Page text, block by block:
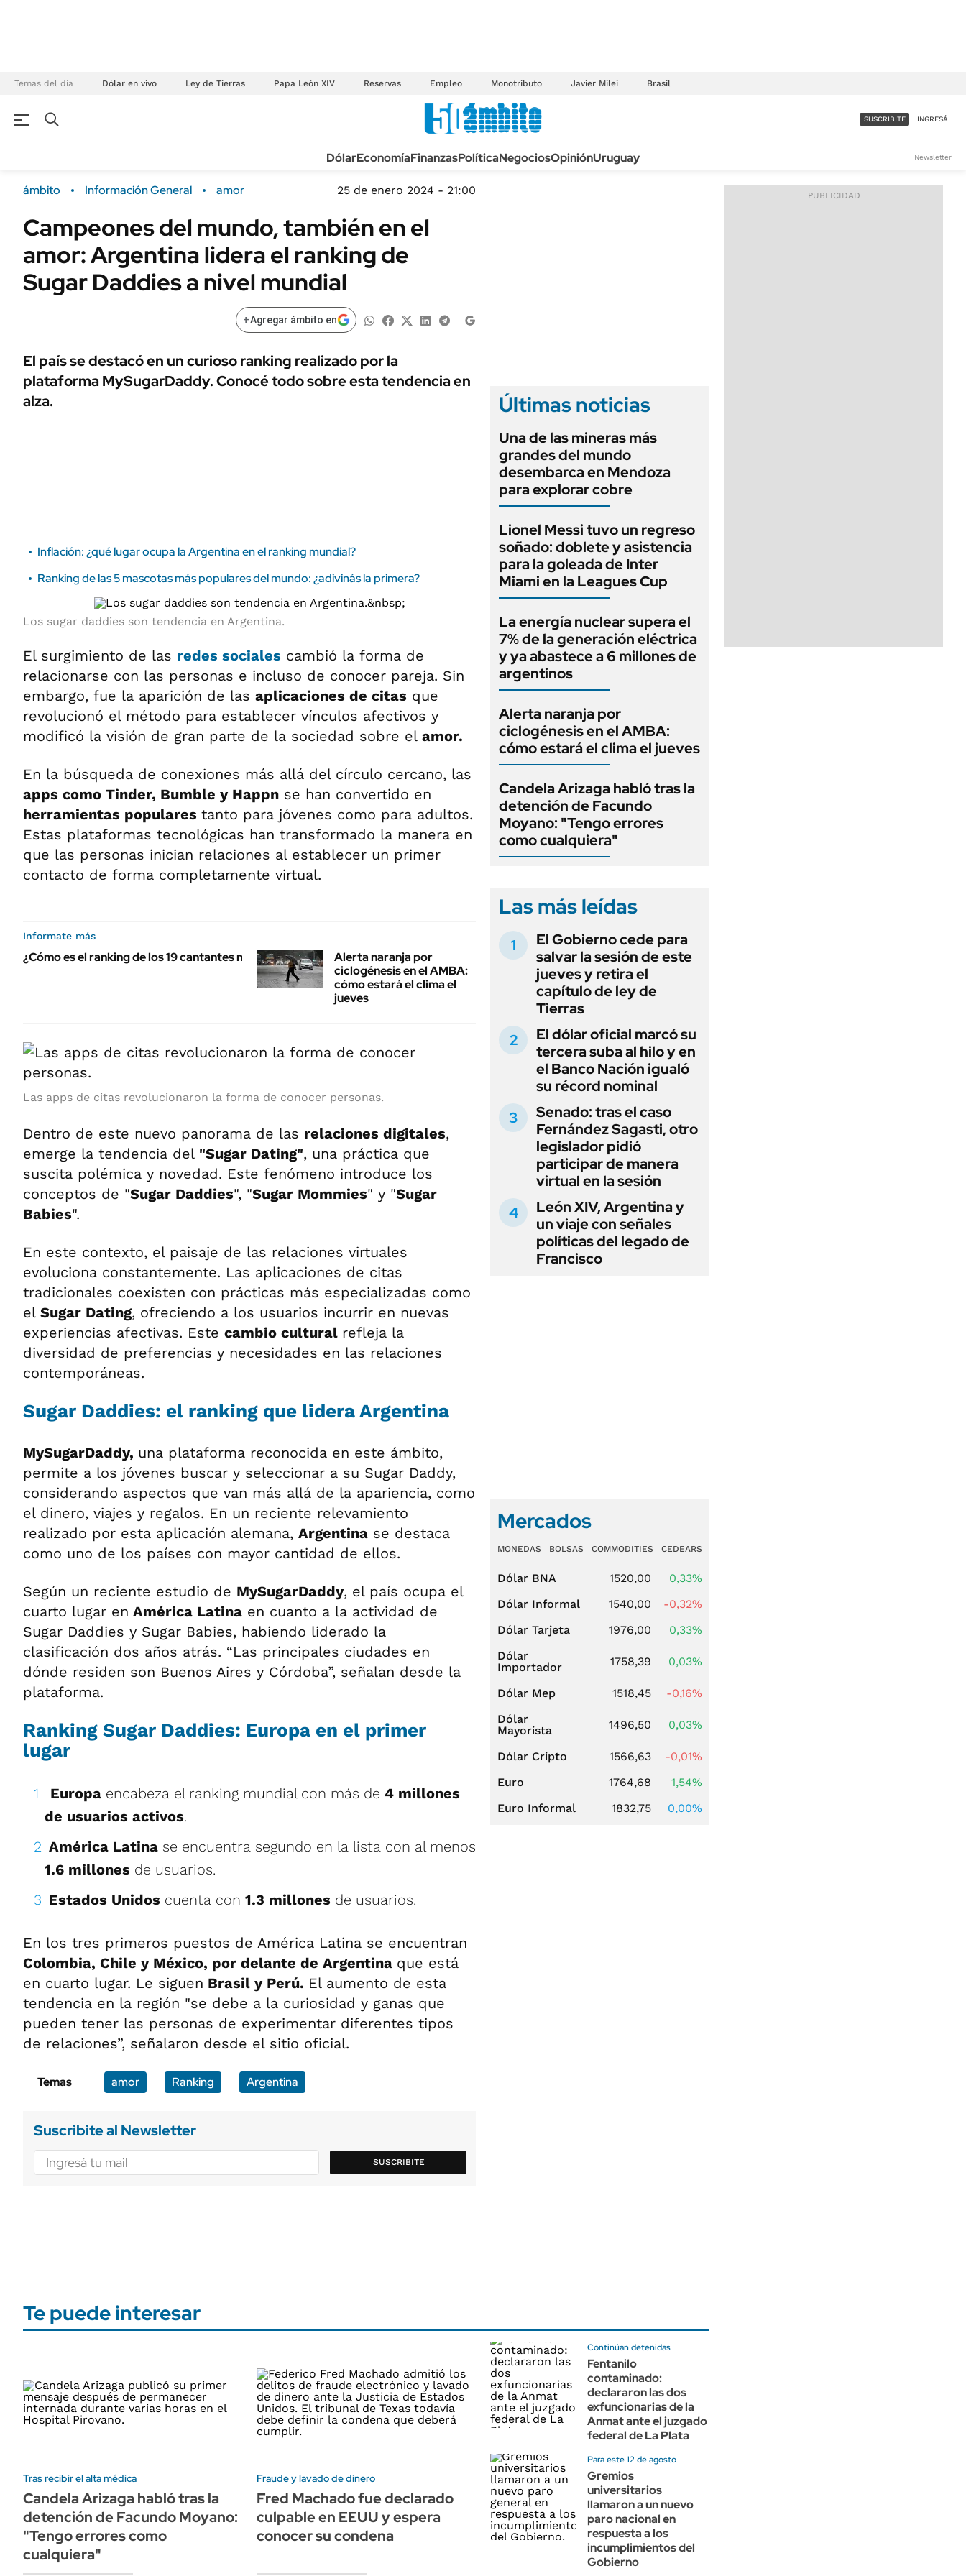
Temas del día Dólar en vivo Ley de Tierras Papa León XIV Reservas Empleo Monotributo Javier Milei Brasil
Campo
FINANZAS
Dólar
Sustentabilidad
Seguros
POLÍTICA
URUGUAY
TECNOLOGÍA
MÉXICO
MUNDO
INFORMACIÓN GENERAL
AUTOS
ACCESO FULL - $1.800/MES
SUSCRIBITE INGRESÁ
DólarEconomíaFinanzasPolíticaNegociosOpiniónUruguay Newsletter
ámbito Información General amor 25 de enero 2024 - 21:00
Campeones del mundo, también en el
amor: Argentina lidera el ranking de
Sugar Daddies a nivel mundial
+Agregar ámbito en
El país se destacó en un curioso ranking realizado por la
plataforma MySugarDaddy. Conocé todo sobre esta tendencia en
alza.
Inflación: ¿qué lugar ocupa la Argentina en el ranking mundial?
Ranking de las 5 mascotas más populares del mundo: ¿adivinás la primera?
Los sugar daddies son tendencia en Argentina.
El surgimiento de las redes sociales cambió la forma de
relacionarse con las personas e incluso de conocer pareja. Sin
embargo, fue la aparición de las aplicaciones de citas que
revolucionó el método para establecer vínculos afectivos y
modificó la visión de gran parte de la sociedad sobre el amor.
En la búsqueda de conexiones más allá del círculo cercano, las
apps como Tinder, Bumble y Happn se han convertido en
herramientas populares tanto para jóvenes como para adultos.
Estas plataformas tecnológicas han transformado la manera en
que las personas inician relaciones al establecer un primer
contacto de forma completamente virtual.
Informate más
¿Cómo es el ranking de los 19 cantantes más famosos del mundo?Alerta naranja por
ciclogénesis en el AMBA:
cómo estará el clima el
jueves
Las apps de citas revolucionaron la forma de conocer personas.
Dentro de este nuevo panorama de las relaciones digitales,
emerge la tendencia del "Sugar Dating", una práctica que
suscita polémica y novedad. Este fenómeno introduce los
conceptos de "Sugar Daddies", "Sugar Mommies" y "Sugar
Babies".
En este contexto, el paisaje de las relaciones virtuales
evoluciona constantemente. Las aplicaciones de citas
tradicionales coexisten con prácticas más especializadas como
el Sugar Dating, ofreciendo a los usuarios incurrir en nuevas
experiencias afectivas. Este cambio cultural refleja la
diversidad de preferencias y necesidades en las relaciones
contemporáneas.
Sugar Daddies: el ranking que lidera Argentina
MySugarDaddy, una plataforma reconocida en este ámbito,
permite a los jóvenes buscar y seleccionar a su Sugar Daddy,
considerando aspectos que van más allá de la apariencia, como
el dinero, viajes y regalos. En un reciente relevamiento
realizado por esta aplicación alemana, Argentina se destaca
como uno de los países con mayor cantidad de ellos.
Según un reciente estudio de MySugarDaddy, el país ocupa el
cuarto lugar en América Latina en cuanto a la actividad de
Sugar Daddies y Sugar Babies, habiendo liderado la
clasificación dos años atrás. “Las principales ciudades en
dónde residen son Buenos Aires y Córdoba”, señalan desde la
plataforma.
Ranking Sugar Daddies: Europa en el primer
lugar
Europa encabeza el ranking mundial con más de 4 millones
de usuarios activos.
América Latina se encuentra segundo en la lista con al menos
1.6 millones de usuarios.
Estados Unidos cuenta con 1.3 millones de usuarios.
En los tres primeros puestos de América Latina se encuentran
Colombia, Chile y México, por delante de Argentina que está
en cuarto lugar. Le siguen Brasil y Perú. El aumento de esta
tendencia en la región "se debe a la curiosidad y ganas que
pueden tener las personas de experimentar diferentes tipos
de relaciones”, señalaron desde el sitio oficial.
Temas amor Ranking Argentina
Suscribite al Newsletter
SUSCRIBITE
Últimas noticias
Una de las mineras más
grandes del mundo
desembarca en Mendoza
para explorar cobre
Lionel Messi tuvo un regreso
soñado: doblete y asistencia
para la goleada de Inter
Miami en la Leagues Cup
La energía nuclear supera el
7% de la generación eléctrica
y ya abastece a 6 millones de
argentinos
Alerta naranja por
ciclogénesis en el AMBA:
cómo estará el clima el jueves
Candela Arizaga habló tras la
detención de Facundo
Moyano: "Tengo errores
como cualquiera"
Las más leídas
El Gobierno cede para
salvar la sesión de este
jueves y retira el
capítulo de ley de
Tierras
El dólar oficial marcó su
tercera suba al hilo y en
el Banco Nación igualó
su récord nominal
Senado: tras el caso
Fernández Sagasti, otro
legislador pidió
participar de manera
virtual en la sesión
León XIV, Argentina y
un viaje con señales
políticas del legado de
Francisco
Mercados
MONEDAS BOLSAS COMMODITIES CEDEARS
Dólar BNA 1520,00
0,33%
Dólar Informal
1540,00
-0,32%
Dólar Tarjeta
1976,00
0,33%
Dólar
Importador
1758,39 0,03%
Dólar Mep 1518,45
-0,16%
Dólar
Mayorista
1496,50 0,03%
Dólar Cripto 1566,63
-0,01%
Euro
1764,68
1,54%
Euro Informal
1832,75 0,00%
Te puede interesar
Tras recibir el alta médica
Candela Arizaga habló tras la
detención de Facundo Moyano:
"Tengo errores como
cualquiera"
Fraude y lavado de dinero
Fred Machado fue declarado
culpable en EEUU y espera
conocer su condena
Continúan detenidas
Fentanilo
contaminado:
declararon las dos
exfuncionarias de la
Anmat ante el juzgado
federal de La Plata
Para este 12 de agosto
Gremios
universitarios
llamaron a un nuevo
paro nacional en
respuesta a los
incumplimientos del
Gobierno